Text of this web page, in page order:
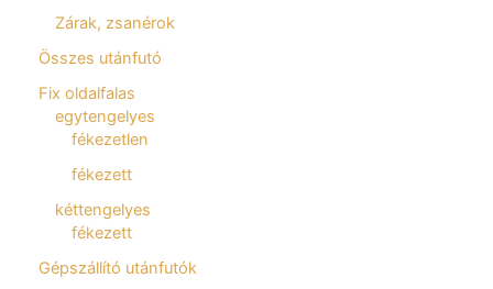
Zárak, zsanérok
Összes utánfutó
Fix oldalfalas
egytengelyes
fékezetlen
fékezett
kéttengelyes
fékezett
Gépszállító utánfutók